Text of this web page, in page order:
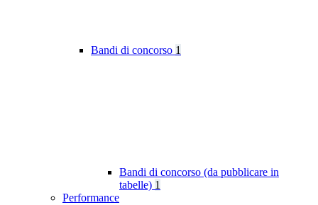
Bandi di concorso 1
Bandi di concorso (da pubblicare in
tabelle) 1
Performance